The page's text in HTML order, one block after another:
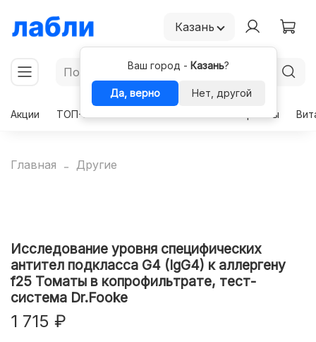
Казань
Ваш город - Казань?
Да, верно
Нет, другой
Акции
ТОП-50 Гормоны
Главная Другие
Исследование уровня специфических
антител подкласса G4 (IgG4) к аллергену
f25 Томаты в копрофильтрате, тест-
система Dr.Fooke
1 715 ₽